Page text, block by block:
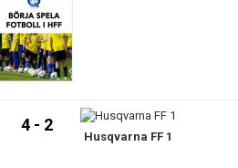
4 - 2
Husqvarna FF 1